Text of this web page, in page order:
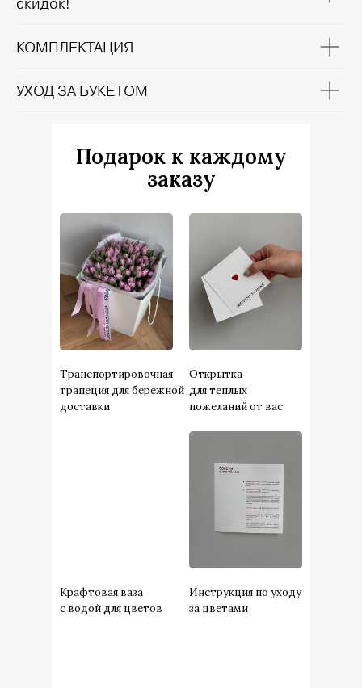
КОМПЛЕКТАЦИЯ
УХОД ЗА БУКЕТОМ
Транспортировочная
трапеция для бережной
доставки
Открытка
для теплых
пожеланий от вас
Крафтовая ваза
с водой для цветов
Инструкция по уходу
за цветами
Подарок к каждому
заказу